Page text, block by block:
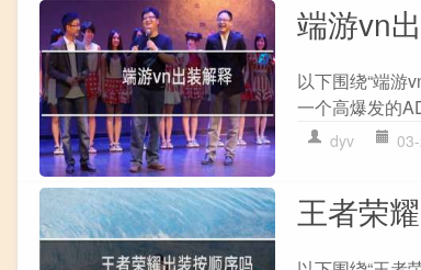
端游vn
以下围绕“端游
一个高爆发的
dyv
王者荣